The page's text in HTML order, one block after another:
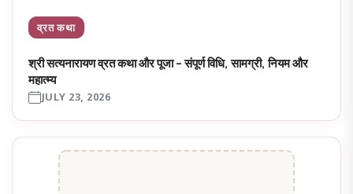
व्रत कथा
श्री सत्यनारायण व्रत कथा और पूजा – संपूर्ण विधि, सामग्री, नियम और
महात्म्य
JULY 23, 2026